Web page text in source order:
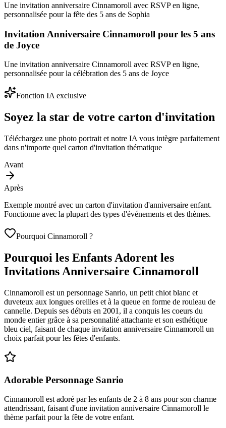
Une invitation anniversaire Cinnamoroll avec RSVP en ligne,
personnalisée pour la fête des 5 ans de Sophia
Invitation Anniversaire Cinnamoroll pour les 5 ans
de Joyce
Une invitation anniversaire Cinnamoroll avec RSVP en ligne,
personnalisée pour la célébration des 5 ans de Joyce
Fonction IA exclusive
Soyez la star de votre carton d'invitation
Téléchargez une photo portrait et notre IA vous intègre parfaitement
dans n'importe quel carton d'invitation thématique
Avant
Après
Exemple montré avec un carton d'invitation d'anniversaire enfant.
Fonctionne avec la plupart des types d'événements et des thèmes.
Pourquoi Cinnamoroll ?
Pourquoi les Enfants Adorent les
Invitations Anniversaire Cinnamoroll
Cinnamoroll est un personnage Sanrio, un petit chiot blanc et
duveteux aux longues oreilles et à la queue en forme de rouleau de
cannelle. Depuis ses débuts en 2001, il a conquis les coeurs du
monde entier grâce à sa personnalité attachante et son esthétique
bleu ciel, faisant de chaque invitation anniversaire Cinnamoroll un
choix parfait pour les fêtes d'enfants.
Adorable Personnage Sanrio
Cinnamoroll est adoré par les enfants de 2 à 8 ans pour son charme
attendrissant, faisant d'une invitation anniversaire Cinnamoroll le
thème parfait pour la fête de votre enfant.